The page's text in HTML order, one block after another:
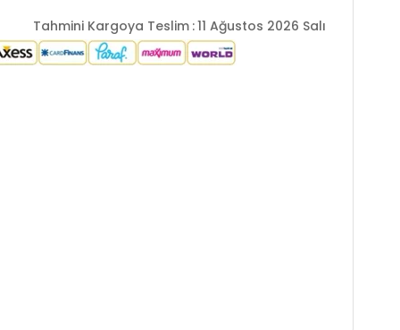
Tahmini Kargoya Teslim :11 Ağustos 2026 Salı